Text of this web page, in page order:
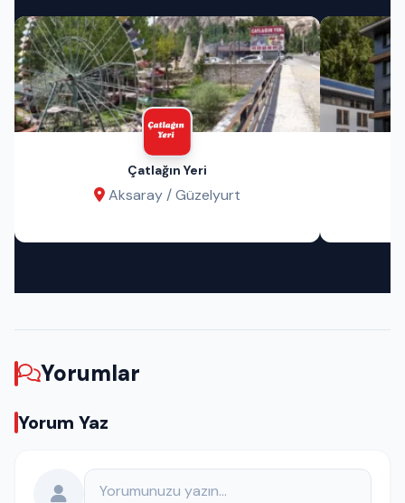
Çatlağın Yeri
Aksaray / Güzelyurt
Yorumlar
Yorum Yaz
Yorumunuz